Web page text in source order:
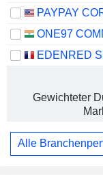
PAYPAY
EDENRED
Gewichteter
Alle